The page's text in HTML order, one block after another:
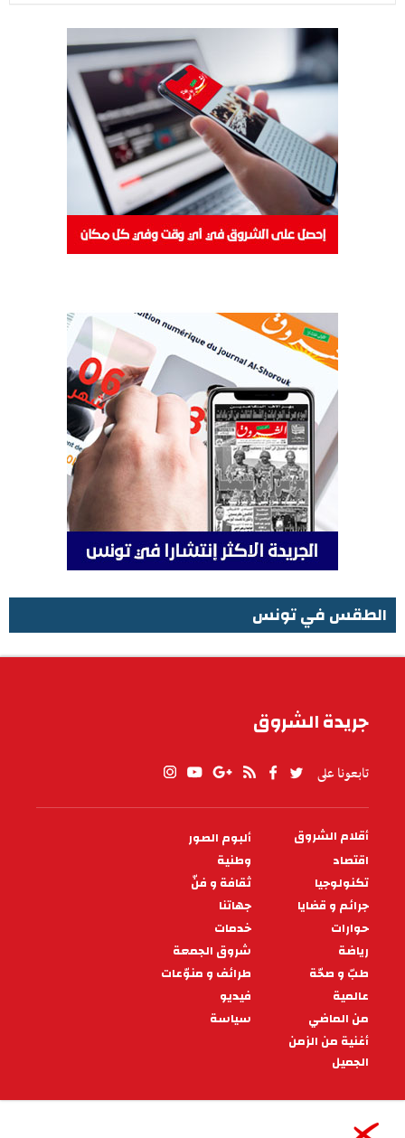
الطقس في تونس
جريدة الشروق
تابعونا على
PIED
DE
PAGE
أقلام الشروق
ألبوم الصور
اقتصاد
وطنية
تكنولوجيا
ثقافة و فنّ
جرائم و قضايا
جهاتنا
حوارات
خدمات
رياضة
شروق الجمعة
طبّ و صحّة
طرائف و منوّعات
عالمية
فيديو
من الماضي
سياسة
أغنية من الزمن
الجميل